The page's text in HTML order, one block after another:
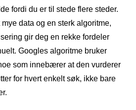
fordi du er til stede flere steder.
data og en sterk algoritme,
gir deg en rekke fordeler
Googles algoritme bruker
som innebærer at den vurderer
for hvert enkelt søk, ikke bare